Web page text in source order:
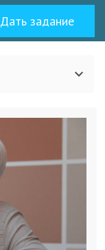
Дать задание